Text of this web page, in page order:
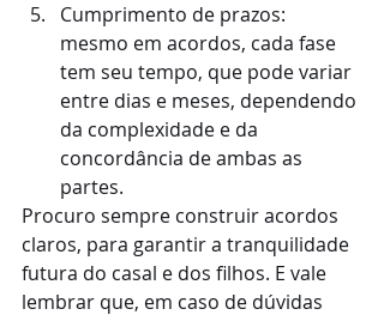
Cumprimento de prazos:
mesmo em acordos, cada fase
tem seu tempo, que pode variar
entre dias e meses, dependendo
da complexidade e da
concordância de ambas as
partes.
Procuro sempre construir acordos
claros, para garantir a tranquilidade
futura do casal e dos filhos. E vale
lembrar que, em caso de dúvidas